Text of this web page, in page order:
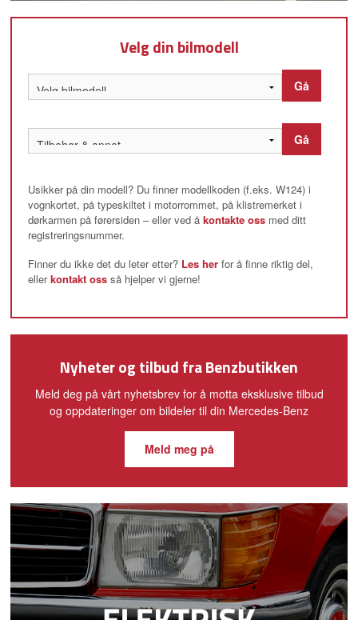
Velg din bilmodell
Gå
Gå
Usikker på din modell? Du finner modellkoden (f.eks. W124) i
vognkortet, på typeskiltet i motorrommet, på klistremerket i
dørkarmen på førersiden – eller ved åkontakte oss med ditt
registreringsnummer.
Finner du ikke det du leter etter? Les her for å finne riktig del,
ellerkontakt oss så hjelper vi gjerne!
Nyheter og tilbud fra Benzbutikken
Meld deg på vårt nyhetsbrev for å motta eksklusive tilbud
og oppdateringer om bildeler til din Mercedes-Benz
Meld meg på